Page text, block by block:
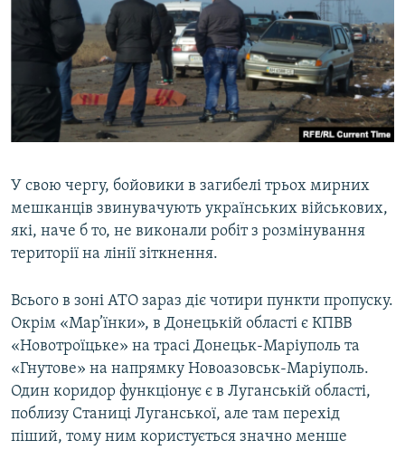
У свою чергу, бойовики в загибелі трьох мирних
мешканців звинувачують українських військових,
які, наче б то, не виконали робіт з розмінування
території на лінії зіткнення.
Всього в зоні АТО зараз діє чотири пункти пропуску.
Окрім «Мар’їнки», в Донецькій області є КПВВ
«Новотроїцьке» на трасі Донецьк-Маріуполь та
«Гнутове» на напрямку Новоазовськ-Маріуполь.
Один коридор функціонує є в Луганській області,
поблизу Станиці Луганської, але там перехід
піший, тому ним користується значно менше